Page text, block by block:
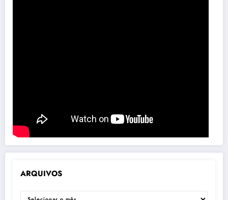
ARQUIVOS
ARQUIVOS